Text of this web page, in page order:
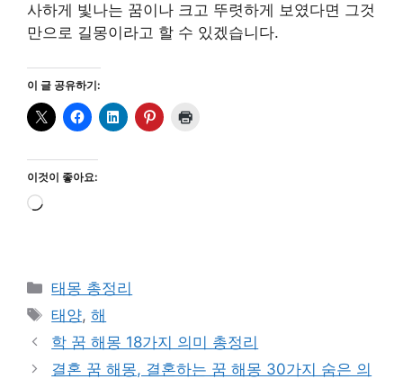
사하게 빛나는 꿈이나 크고 뚜렷하게 보였다면 그것
만으로 길몽이라고 할 수 있겠습니다.
이 글 공유하기:
이것이 좋아요:
로
카
테
고
리
태몽 총정리
태
그
태양,해
학 꿈 해몽 18가지 의미 총정리
결혼 꿈 해몽, 결혼하는 꿈 해몽 30가지 숨은 의